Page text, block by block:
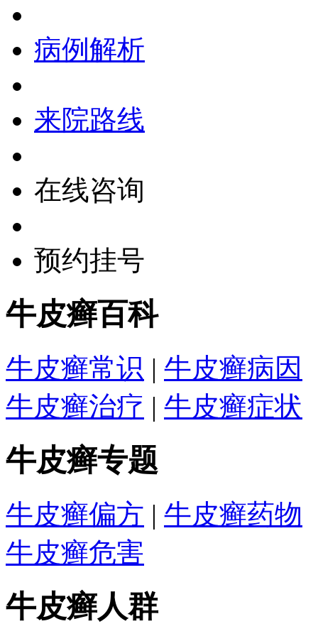
病例解析
来院路线
在线咨询
预约挂号
牛皮癣百科
牛皮癣常识 | 牛皮癣病因
牛皮癣治疗 | 牛皮癣症状
牛皮癣专题
牛皮癣偏方 | 牛皮癣药物
牛皮癣危害
牛皮癣人群